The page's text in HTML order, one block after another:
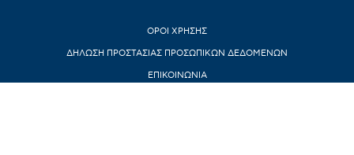
ΟΡΟΙ ΧΡΗΣΗΣ
ΔΗΛΩΣΗ ΠΡΟΣΤΑΣΙΑΣ ΠΡΟΣΩΠΙΚΩΝ ΔΕΔΟΜΕΝΩΝ
ΕΠΙΚΟΙΝΩΝΙΑ